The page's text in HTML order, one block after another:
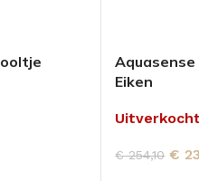
Eiken
Uitverkocht
€254,10 €